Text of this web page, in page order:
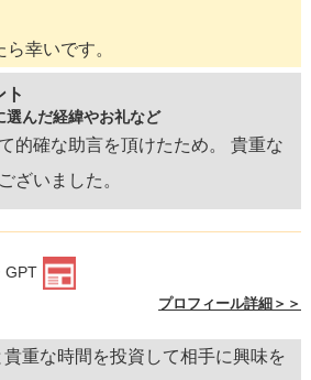
幸いです。
ト
選んだ経緯やお礼など
的確な助言を頂けたため。 貴重な
ざいました。
GPT
プロフィール詳細＞＞
重な時間を投資して相手に興味を